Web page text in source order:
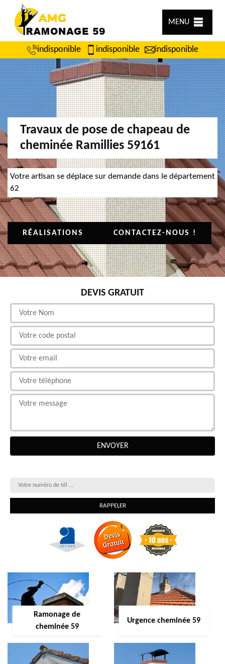
MENU
indisponible indisponible indisponible
Travaux de pose de chapeau de
cheminée Ramillies 59161
Votre artisan se déplace sur demande dans le département
62
RÉALISATIONS CONTACTEZ-NOUS !
DEVIS GRATUIT
Ramonage de
cheminée 59
Urgence cheminée 59